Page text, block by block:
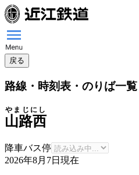
戻る
路線・時刻表・のりば一覧
山路西
やまじにし
降車バス停
2026年8月7日 現在